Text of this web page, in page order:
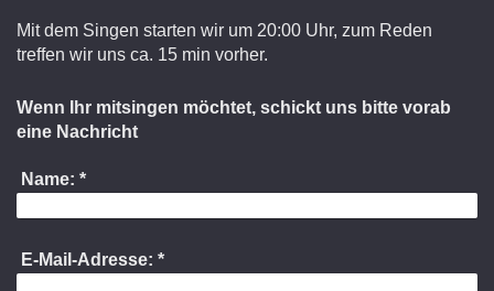
Mit dem Singen starten wir um 20:00 Uhr, zum Reden
treffen wir uns ca. 15 min vorher.
Wenn Ihr mitsingen möchtet, schickt uns bitte vorab
eine Nachricht
Name: *
E-Mail-Adresse: *